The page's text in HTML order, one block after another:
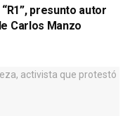
presunto autor
Carlos Manzo